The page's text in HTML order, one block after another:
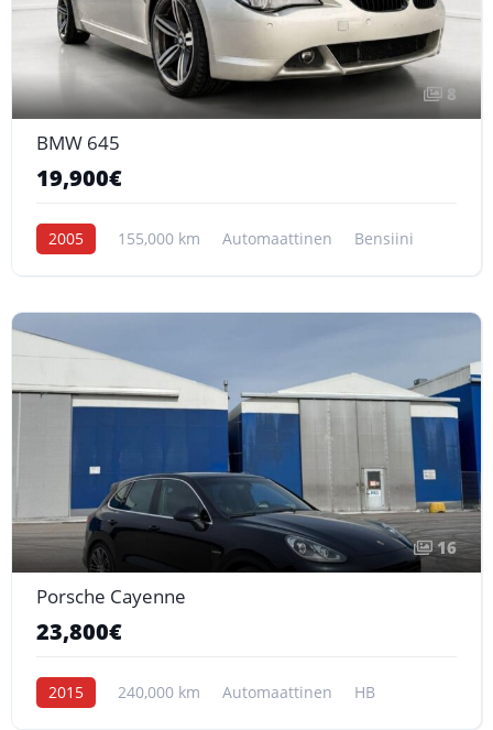
8
BMW 645
19,900€
2005 155,000 km Automaattinen Bensiini
16
Porsche Cayenne
23,800€
2015 240,000 km Automaattinen HB